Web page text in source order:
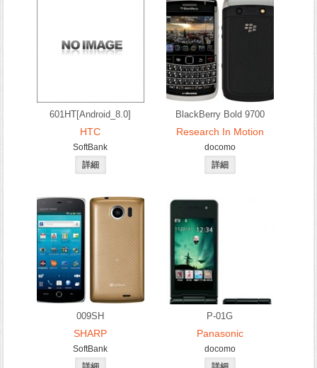
601HT[Android_8.0]
HTC
SoftBank
BlackBerry Bold 9700
Research In Motion
docomo
009SH
SHARP
SoftBank
P-01G
Panasonic
docomo